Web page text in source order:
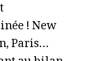
! New
Paris…